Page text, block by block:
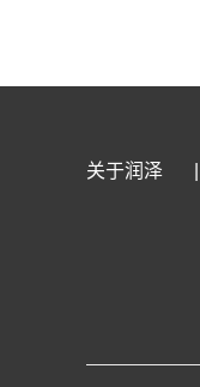
关于润泽